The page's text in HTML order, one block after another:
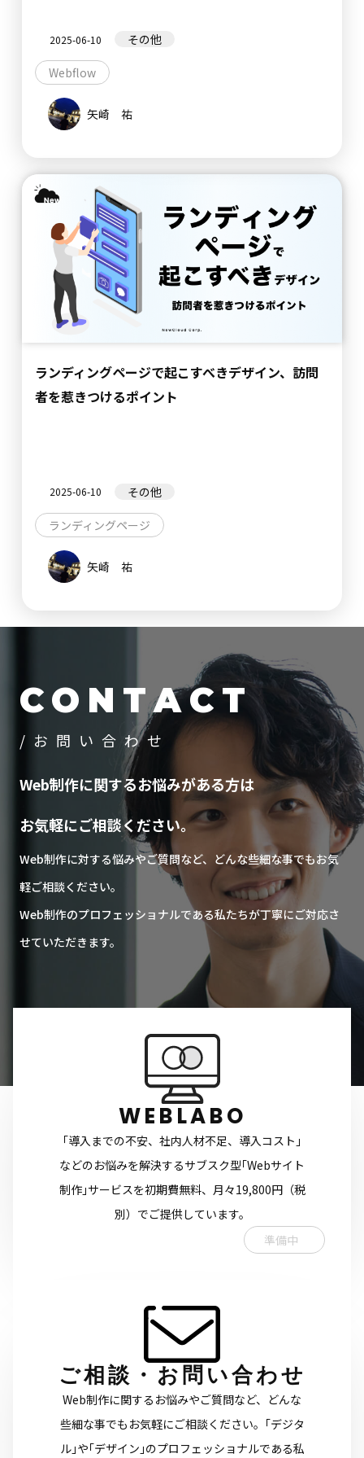
2025-06-10 その他
Webflow
矢崎 祐
ランディングページで起こすべきデザイン、訪問
者を惹きつけるポイント
2025-06-10 その他
ランディングページ
矢崎 祐
CONTACT
/お問い合わせ
Web制作に関するお悩みがある方は
お気軽にご相談ください。
Web制作に対する悩みやご質問など、どんな些細な事でもお気
軽ご相談ください。
Web制作のプロフェッショナルである私たちが丁寧にご対応さ
せていただきます。
WEBLABO
｢導入までの不安、社内人材不足、導入コスト｣
などのお悩みを解決するサブスク型｢Webサイト
制作｣サービスを初期費無料、月々19,800円（税
別）でご提供しています。
準備中
ご相談・お問い合わせ
Web制作に関するお悩みやご質問など、どんな
些細な事でもお気軽にご相談ください。｢デジタ
ル｣や｢デザイン｣のプロフェッショナルである私